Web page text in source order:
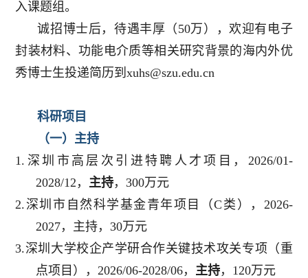
入课题组。
诚招博士后，待遇丰厚（50万），欢迎有电子
封装材料、功能电介质等相关研究背景的海内外优
秀博士生投递简历到xuhs@szu.edu.cn
科研项目
（一）主持
1.深圳市高层次引进特聘人才项目，2026/01-
2028/12， 主持，300万元
2.深圳市自然科学基金青年项目（C类），2026-
2027，主持，30万元
3.深圳大学校企产学研合作关键技术攻关专项（重
点项目），2026/06-2028/06， 主持，120万元